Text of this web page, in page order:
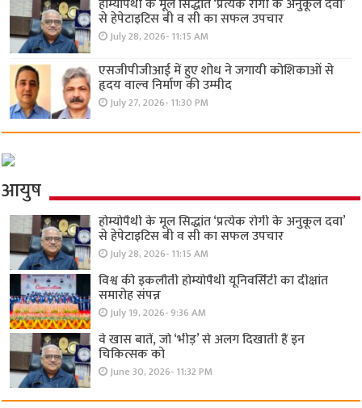
होम्योपैथी के मूल सिद्धांत ‘प्रत्येक रोगी केे अनुकूल दवा’
से हेपेटाइटिस बी व सी का सफल उपचार
July 28, 2026- 11:15 AM
एसजीपीजीआई में हुए शोध ने जगायी कोशिकाओं से
हृदय वाल्व निर्माण की उम्मीद
July 27, 2026- 11:30 PM
आयुष
होम्योपैथी के मूल सिद्धांत ‘प्रत्येक रोगी केे अनुकूल दवा’
से हेपेटाइटिस बी व सी का सफल उपचार
July 28, 2026- 11:15 AM
विश्व की इकलौती होम्योपैथी यूनिवर्सिटी का दीक्षांत
समारोह संपन्न
July 19, 2026- 9:36 AM
वे खास बातें, जो ‘भीड़’ से अलग दिखाती हैं इन
चिकित्सक को
June 30, 2026- 11:32 PM